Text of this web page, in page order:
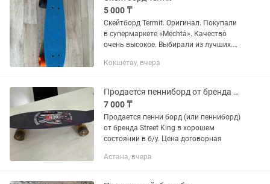
5 000 ₸
Скейтборд Termit. Оригинал. Покупали
в супермаркете «Mechta». Качество
очень высокое. Выбирали из лучших.
не пользовались.
Кокшетау, вчера
Продается пенниборд от бренда Street King в хорошем состоянии (ценадоговор)
7 000 ₸
Продается пенни борд (или пенниборд)
от бренда Street King в хорошем
состоянии в б/у. Цена договорная
Астана, вчера